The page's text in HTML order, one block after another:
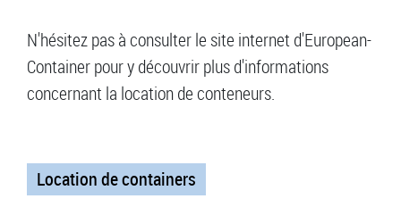
N'hésitez pas à consulter le site internet d'European-
Container pour y découvrir plus d'informations
concernant la location de conteneurs.
Location de containers